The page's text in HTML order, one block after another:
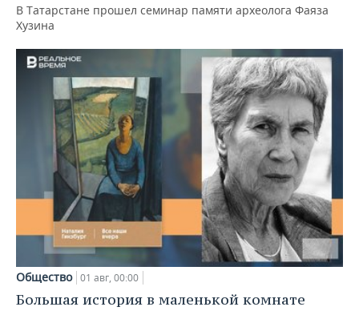
В Татарстане прошел семинар памяти археолога Фаяза
Хузина
Общество 01 авг, 00:00
Большая история в маленькой комнате